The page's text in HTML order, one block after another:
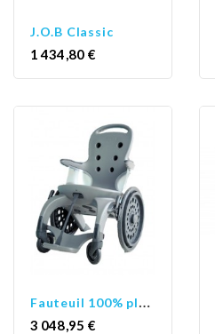
J.O.B Classic
Prix
1 434,80 €
F
auteuil 100% plastique
Prix
3 048,95 €